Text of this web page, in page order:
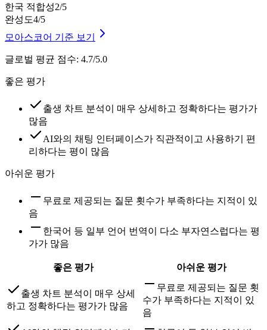
한국 적합성2/5
완성도4/5
모아스코어 기준 보기
글로벌 평균 점수: 4.7/5.0
좋은 평가
출생 차트 분석이 매우 상세하고 정확하다는 평가가
많음
AI와의 채팅 인터페이스가 직관적이고 사용하기 편
리하다는 평이 많음
아쉬운 평가
무료로 제공되는 질문 횟수가 부족하다는 지적이 있
음
한국어 등 일부 언어 번역이 다소 부자연스럽다는 평
가가 많음
좋은 평가 아쉬운 평가
출생 차트 분석이 매우 상세
하고 정확하다는 평가가 많음
무료로 제공되는 질문 횟
수가 부족하다는 지적이 있
음